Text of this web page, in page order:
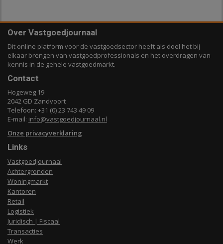
Over Vastgoedjournaal
Dit online platform voor de vastgoedsector heeft als doel het bij
elkaar brengen van vastgoedprofessionals en het overdragen van
kennis in de gehele vastgoedmarkt.
Contact
Hogeweg 19
2042 GD Zandvoort
Telefoon: +31 (0) 23 743 49 09
E-mail: info@vastgoedjournaal.nl
Onze privacyverklaring
Links
Vastgoedjournaal
Achtergronden
Woningmarkt
Kantoren
Retail
Logistiek
Juridisch | Fiscaal
Transacties
Werk